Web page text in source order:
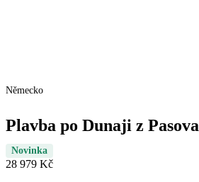
Německo
Plavba po Dunaji z Pasova
Novinka
28 979 Kč